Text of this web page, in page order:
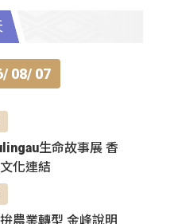
08/ 07
生命故事展 香
化連結
農業轉型 金峰說明